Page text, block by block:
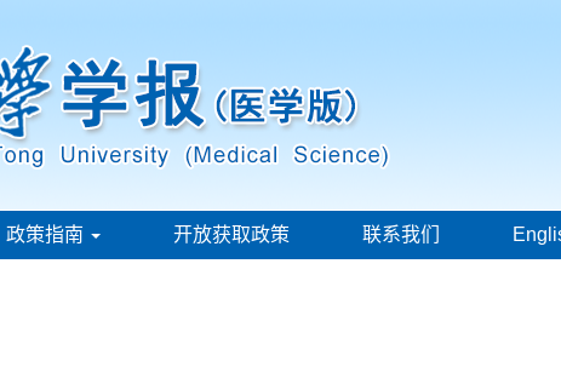
政策指南 开放获取政策 联系我们